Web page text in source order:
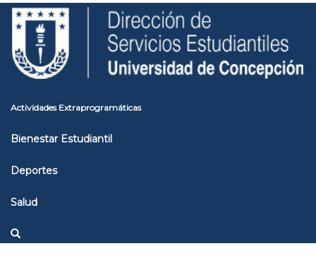
Pasar
contenido
principal
Toggle
high
contrast
Actividades Extraprogramáticas
Bienestar Estudiantil
Deportes
Salud